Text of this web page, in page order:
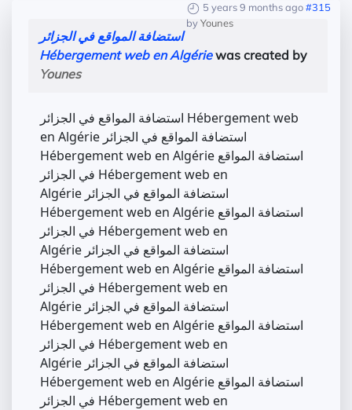
5 years 9 months ago#315
byYounes
استضافة المواقع في الجزائر
Hébergement web en Algériewas created by
Younes
استضافة المواقع في الجزائر Hébergement web
en Algérie استضافة المواقع في الجزائر
Hébergement web en Algérie استضافة المواقع
في الجزائر Hébergement web en
Algérie استضافة المواقع في الجزائر
Hébergement web en Algérie استضافة المواقع
في الجزائر Hébergement web en
Algérie استضافة المواقع في الجزائر
Hébergement web en Algérie استضافة المواقع
في الجزائر Hébergement web en
Algérie استضافة المواقع في الجزائر
Hébergement web en Algérie استضافة المواقع
في الجزائر Hébergement web en
Algérie استضافة المواقع في الجزائر
Hébergement web en Algérie استضافة المواقع
في الجزائر Hébergement web en